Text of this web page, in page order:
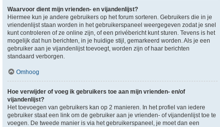
Waarvoor dient mijn vrienden- en vijandenlijst?
Hiermee kun je andere gebruikers op het forum sorteren. Gebruikers die in je
vriendenlijst staan worden in het gebruikerspaneel weergegeven zodat je snel
kunt controleren of ze online zijn, of een privébericht kunt sturen. Tevens is het
mogelijk dat hun berichten, in je huidige stijl, gemarkeerd worden. Als je een
gebruiker aan je vijandenlijst toevoegt, worden zijn of haar berichten
standaard verborgen.
Omhoog
Hoe verwijder of voeg ik gebruikers toe aan mijn vrienden- en/of
vijandenlijst?
Het toevoegen van gebruikers kan op 2 manieren. In het profiel van iedere
gebruiker staat een link om de gebruiker aan je vrienden- of vijandenlijst toe te
voegen. De tweede manier is via het gebruikerspaneel, je moet dan een